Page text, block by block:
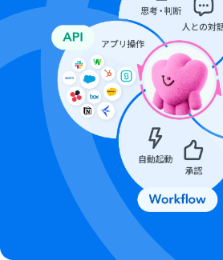
Microsoft365（旧Office365）に
般法人向けプラン（Microsoft365
般法人向けプランに加入していな
する可能性があります。